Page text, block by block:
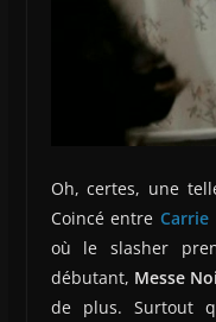
Oh, certes, une
Coincé entre Carrie
où le slasher
débutant, Messe
de plus. Surtout